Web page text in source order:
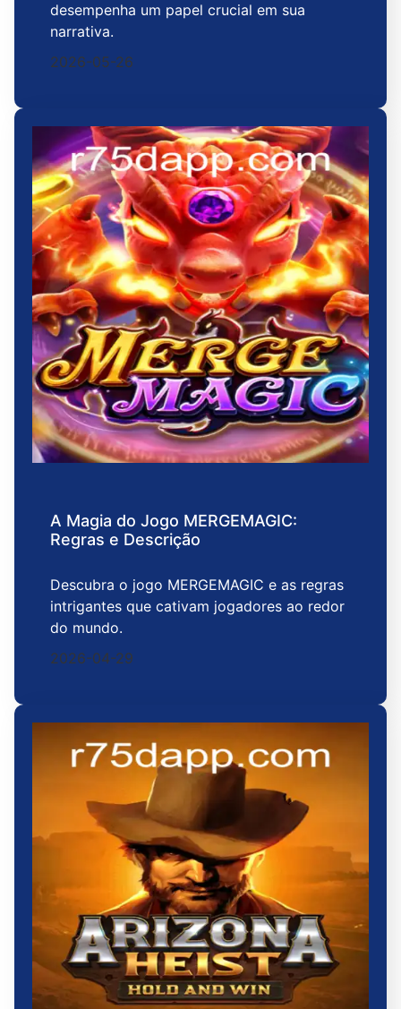
desempenha um papel crucial em sua
narrativa.
2026-05-26
A Magia do Jogo MERGEMAGIC:
Regras e Descrição
Descubra o jogo MERGEMAGIC e as regras
intrigantes que cativam jogadores ao redor
do mundo.
2026-04-29